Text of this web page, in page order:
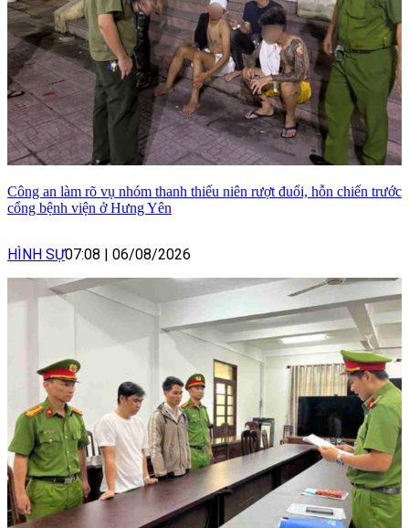
Công an làm rõ vụ nhóm thanh thiếu niên rượt đuổi, hỗn chiến trước
cổng bệnh viện ở Hưng Yên
HÌNH SỰ07:08 | 06/08/2026